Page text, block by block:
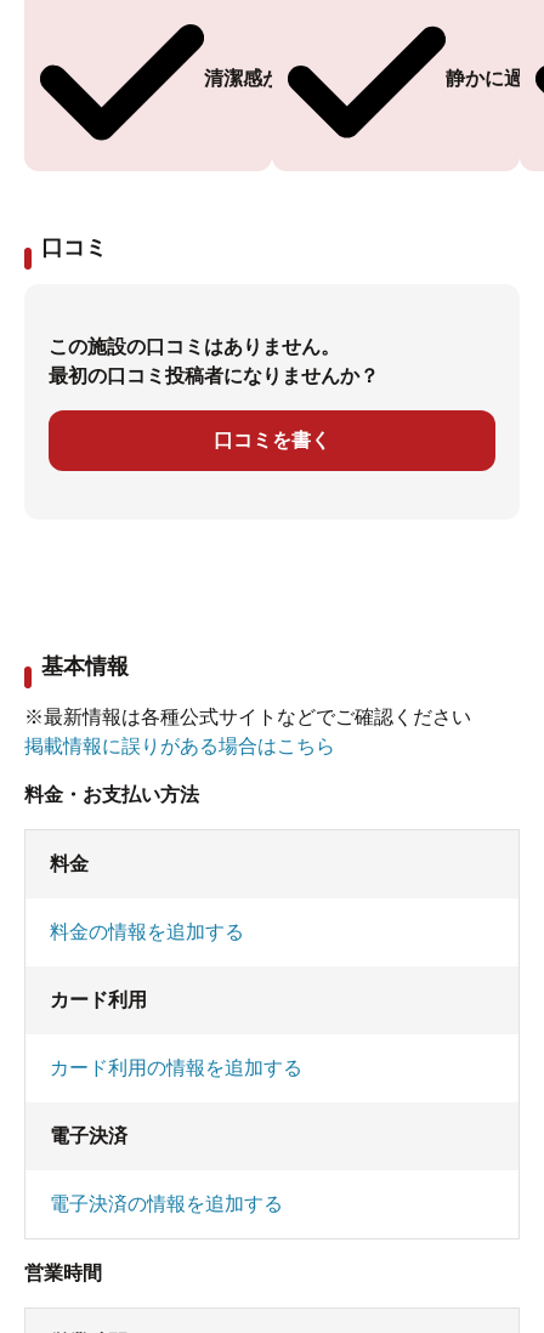
清潔感がある 静かに過
口コミ
この施設の口コミはありません。
最初の口コミ投稿者になりませんか？
口コミを書く
基本情報
※最新情報は各種公式サイトなどでご確認ください
掲載情報に誤りがある場合はこちら
料金・お支払い方法
料金
料金の情報を追加する
カード利用
カード利用の情報を追加する
電子決済
電子決済の情報を追加する
営業時間